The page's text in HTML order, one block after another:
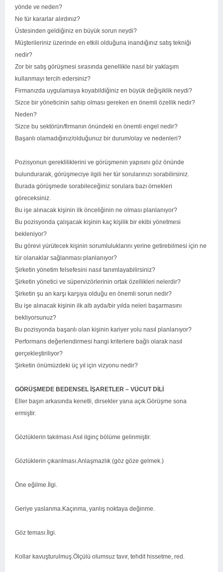
yönde ve neden?
Ne tür kararlar alırdınız?
Üstesinden geldiğiniz en büyük sorun neydi?
Müşterileriniz üzerinde en etkili olduğuna inandığınız satış tekniği
nedir?
Zor bir satış görüşmesi sırasında genellikle nasıl bir yaklaşım
kullanmayı tercih edersiniz?
Firmanızda uygulamaya koyabildiğiniz en büyük değişiklik neydi?
Sizce bir yöneticinin sahip olması gereken en önemli özellik nedir?
Neden?
Sizce bu sektörün/firmanın önündeki en önemli engel nedir?
Başarılı olamadığınız/olduğunuz bir durum/olay ve nedenleri?
Pozisyonun gerekliliklerini ve görüşmenin yapısını göz önünde
bulundurarak, görüşmeciye ilgili her tür sorularınızı sorabilirsiniz.
Burada görüşmede sorabileceğiniz sorulara bazı örnekleri
göreceksiniz.
Bu işe alınacak kişinin ilk önceliğinin ne olması planlanıyor?
Bu pozisyonda çalışacak kişinin kaç kişilik bir ekibi yönetmesi
bekleniyor?
Bu görevi yürütecek kişinin sorumluluklarını yerine getirebilmesi için ne
tür olanaklar sağlanması planlanıyor?
Şirketin yönetim felsefesini nasıl tanımlayabilirsiniz?
Şirketin yönetici ve süpervizörlerinin ortak özellikleri nelerdir?
Şirketin şu an karşı karşıya olduğu en önemli sorun nedir?
Bu işe alınacak kişinin ilk altı ayda/bir yılda neleri başarmasını
bekliyorsunuz?
Bu pozisyonda başarılı olan kişinin kariyer yolu nasıl planlanıyor?
Performans değerlendirmesi hangi kriterlere bağlı olarak nasıl
gerçekleştiriliyor?
Şirketin önümüzdeki üç yıl için vizyonu nedir?
GÖRÜŞMEDE BEDENSEL İŞARETLER – VÜCUT DİLİ
Eller başın arkasında kenetli, dirsekler yana açık.Görüşme sona
ermiştir.
Gözlüklerin takılması.Asıl ilginç bölüme gelinmiştir.
Gözlüklerin çıkarılması.Anlaşmazlık (göz göze gelmek.)
Öne eğilme.İlgi.
Geriye yaslanma.Kaçınma, yanlış noktaya değinme.
Göz teması.İlgi.
Kollar kavuşturulmuş.Ölçülü olumsuz tavır, tehdit hissetme, red.